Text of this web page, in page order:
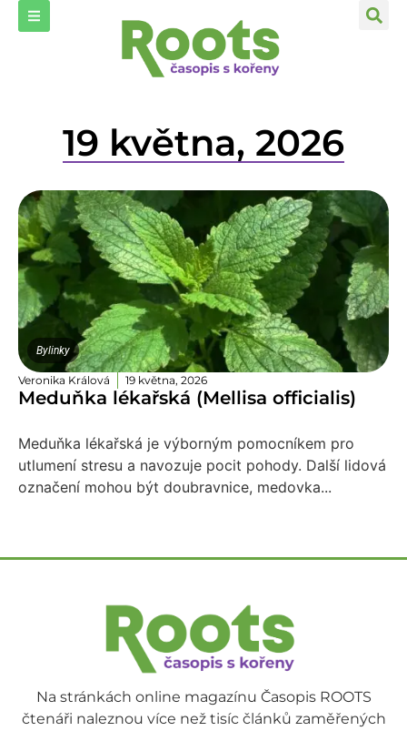
19 května, 2026
Bylinky
Veronika Králová 19 května, 2026
Meduňka lékařská (Mellisa officialis)
Meduňka lékařská je výborným pomocníkem pro
utlumení stresu a navozuje pocit pohody. Další lidová
označení mohou být doubravnice, medovka...
Na stránkách online magazínu Časopis ROOTS
čtenáři naleznou více než tisíc článků zaměřených